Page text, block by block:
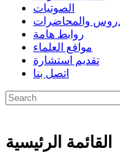
الصوتيات
والمحاضرات
روابط هامة
مواقع العلماء
تقديم استشارة
اتصل بنا
القائمة الرئيسية